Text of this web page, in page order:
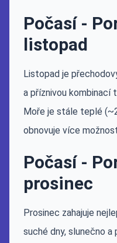
Počasí -
listopad
Listopad je
a příznivou kombinací
Moře je stále teplé
obnovuje více
Počasí -
prosinec
Prosinec zahajuje
suché dny, slunečno